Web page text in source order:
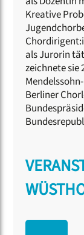
Kreative
als Jurorin
zeichnete sie
Berliner